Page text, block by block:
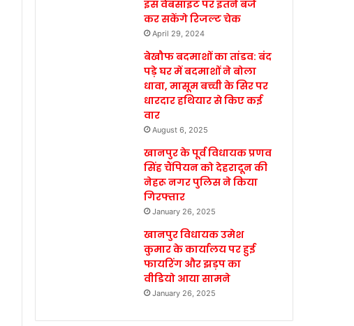
इस वेबसाइट पर इतने बजे
कर सकेंगे रिजल्ट चेक
April 29, 2024
बेखौफ बदमाशों का तांडव: बंद
पड़े घर में बदमाशों ने बोला
धावा, मासूम बच्ची के सिर पर
धारदार हथियार से किए कई
वार
August 6, 2025
खानपुर के पूर्व विधायक प्रणव
सिंह चैंपियन को देहरादून की
नेहरू नगर पुलिस ने किया
गिरफ्तार
January 26, 2025
खानपुर विधायक उमेश
कुमार के कार्यालय पर हुई
फायरिंग और झड़प का
वीडियो आया सामने
January 26, 2025